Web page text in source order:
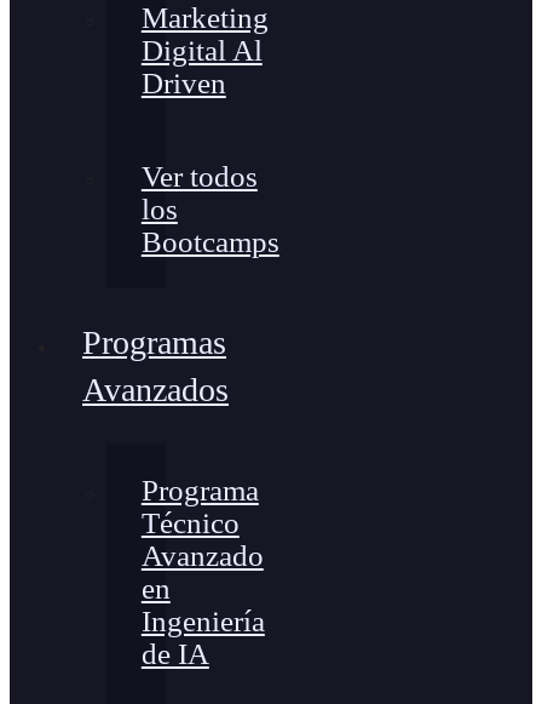
Marketing
Digital Al
Driven
Ver todos
los
Bootcamps
Programas
Avanzados
Programa
Técnico
Avanzado
en
Ingeniería
de IA